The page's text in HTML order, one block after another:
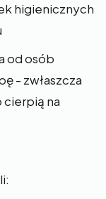
higienicznych
od osób
- zwłaszcza
cierpią na